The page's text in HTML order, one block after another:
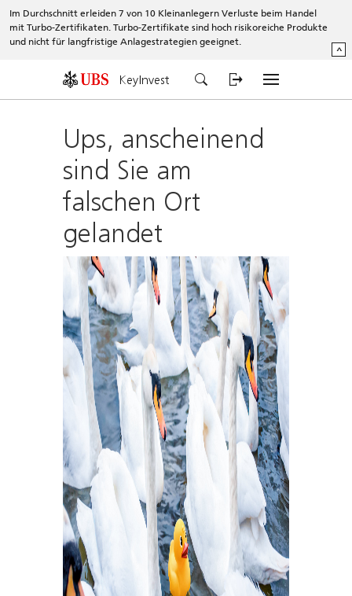
Im Durchschnitt erleiden 7 von 10 Kleinanlegern Verluste beim Handel
mit Turbo-Zertifikaten. Turbo-Zertifikate sind hoch risikoreiche Produkte
und nicht für langfristige Anlagestrategien geeignet.
^
KeyInvest
Ups, anscheinend
sind Sie am
falschen Ort
gelandet